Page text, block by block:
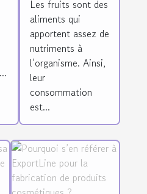
Les fruits sont des
aliments qui
apportent assez de
nutriments à
l’organisme. Ainsi,
leur
consommation
est...